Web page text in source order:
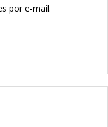
por e-mail.